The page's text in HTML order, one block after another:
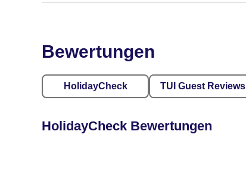
Bewertungen
HolidayCheck TUI Guest Reviews
HolidayCheck Bewertungen